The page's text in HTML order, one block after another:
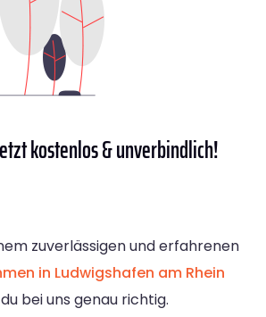
kostenlos & unverbindlich!
zuverlässigen und erfahrenen
in Ludwigshafen am Rhein
bei uns genau richtig.